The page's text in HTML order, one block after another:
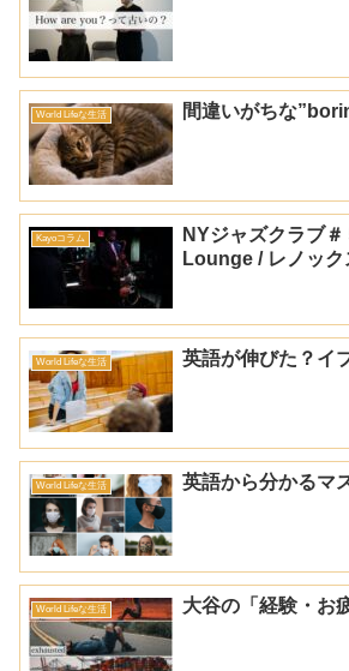
World Lifeな生活 間違いがちな
Kayoコラム
NYジャズクラブ
Lounge / レノック
World Lifeな生活 英語が伸びた？イ
World Lifeな生活 英語から分かるマ
World Lifeな生活 大谷の「経験・お